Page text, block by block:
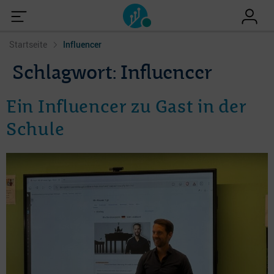
Startseite Influencer
Schlagwort: Influencer
Ein Influencer zu Gast in der
Schule